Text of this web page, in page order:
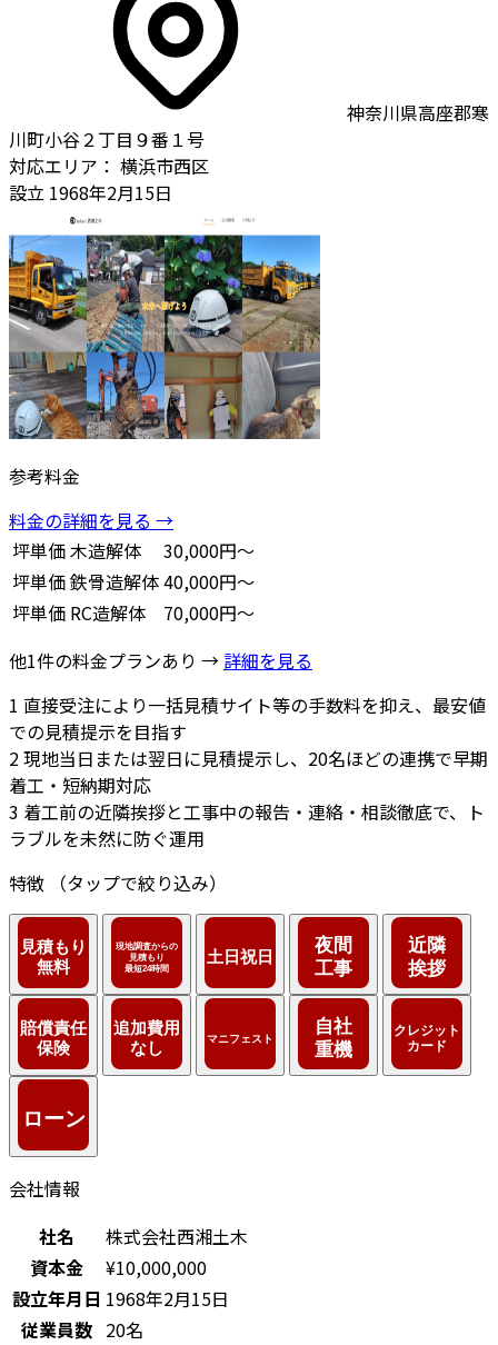
神奈川県高座郡寒
川町小谷２丁目９番１号
対応エリア： 横浜市西区
設立 1968年2月15日
参考料金
料金の詳細を見る →
坪単価木造解体
30,000円～
坪単価鉄骨造解体40,000円～
坪単価 RC造解体
70,000円～
他1件の料金プランあり → 詳細を見る
1 直接受注により一括見積サイト等の手数料を抑え、最安値
での見積提示を目指す
2現地当日または翌日に見積提示し、20名ほどの連携で早期
着工・短納期対応
3 着工前の近隣挨拶と工事中の報告・連絡・相談徹底で、ト
ラブルを未然に防ぐ運用
特徴
（タップで絞り込み）
会社情報
社名
株式会社西湘土木
資本金
¥10,000,000
設立年月日 1968年2月15日
従業員数 20名